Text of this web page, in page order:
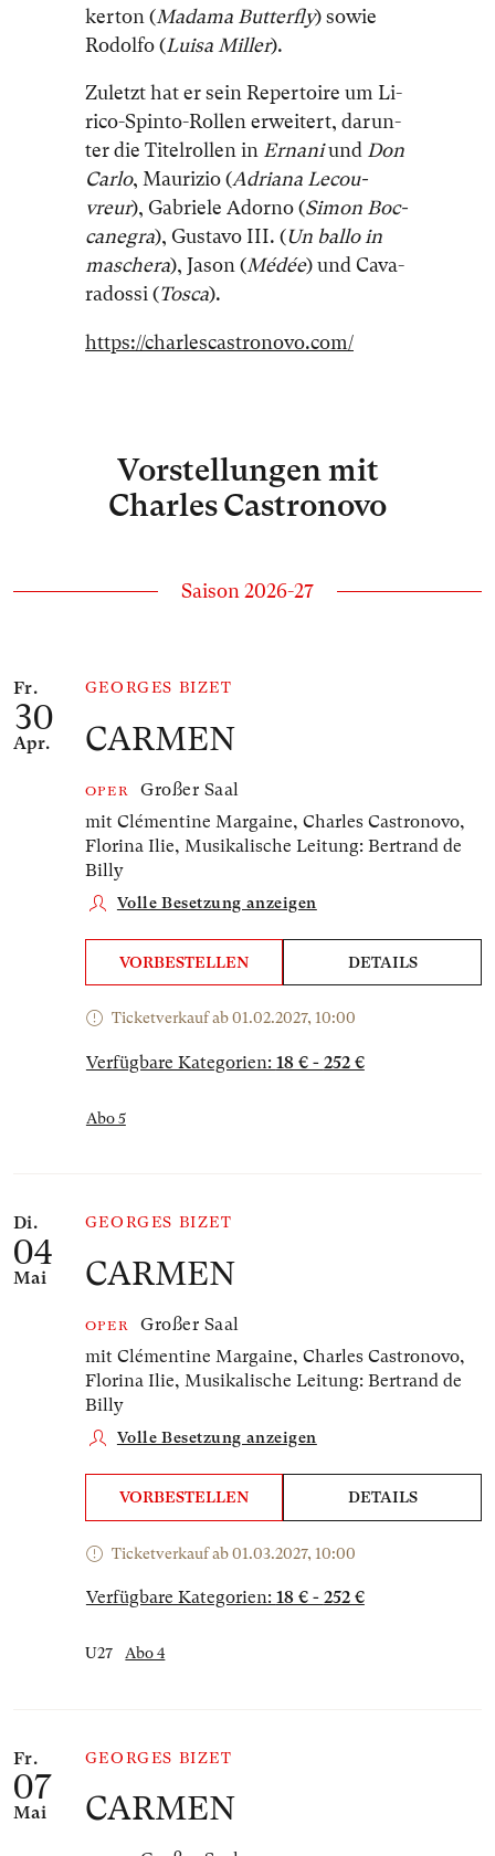
ker­ton (Ma­da­ma But­ter­fly) so­wie
Ro­dol­fo (Lui­sa Mil­ler).
Zu­letzt hat er sein Re­per­toire um Li­
ri­co-Spi­nto-Rol­len er­wei­tert, dar­un­
ter die Ti­tel­rol­len in Er­na­niund Don
Car­lo, Mau­ri­zio (Adria­na Le­cou­
vreur), Ga­brie­le Ador­no (Si­mon Boc­
ca­ne­gra), Gus­ta­vo III. (Un bal­lo in
ma­sche­ra), Ja­son (Mé­dée) und Ca­va­
ra­dos­si (Tos­ca).
https://charlescastronovo.com/
Vorstellungen mit
Charles Castronovo
Saison 2026-27
Fr.
30
Apr.
GEORGES BIZET
CARMEN
OPER
Großer Saal
mit Clémentine Margaine, Charles Castronovo,
Florina Ilie, Musikalische Leitung: Bertrand de
Billy
Volle Besetzung anzeigen
VORBESTELLEN DETAILS
Ticketverkauf ab 01.02.2027, 10:00
Verfügbare Kategorien: 18 € - 252 €
Abo 5
Di.
04
Mai
GEORGES BIZET
CARMEN
OPER
Großer Saal
mit Clémentine Margaine, Charles Castronovo,
Florina Ilie, Musikalische Leitung: Bertrand de
Billy
Volle Besetzung anzeigen
VORBESTELLEN DETAILS
Ticketverkauf ab 01.03.2027, 10:00
Verfügbare Kategorien: 18 € - 252 €
U27 Abo 4
Fr.
07
Mai
GEORGES BIZET
CARMEN